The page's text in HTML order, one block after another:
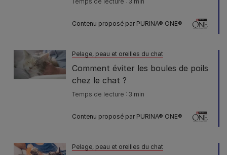
Contenu proposé par PURINA® ONE®
Pelage, peau et oreilles du chat
Comment éviter les boules de poils
chez le chat ?
Temps de lecture : 3 min
Contenu proposé par PURINA® ONE®
Pelage, peau et oreilles du chat